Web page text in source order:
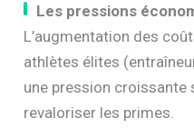
Les pressions
L’augmentation des
athlètes élites
une pression croissante
revaloriser les primes.